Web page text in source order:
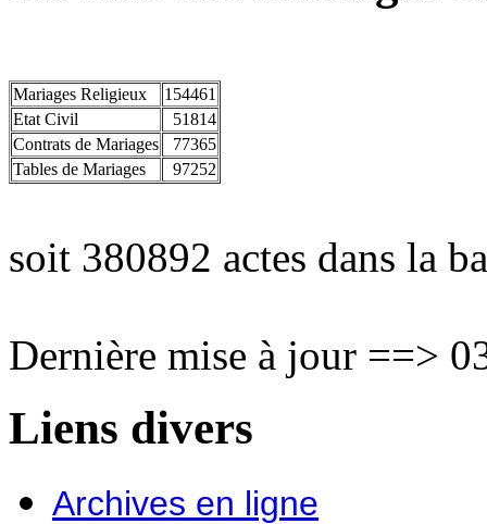
Mariages Religieux
154461
Etat Civil
51814
Contrats de Mariages
77365
Tables de Mariages
97252
soit 380892 actes dans la
Dernière mise à jour ==>
Liens divers
Archives en ligne